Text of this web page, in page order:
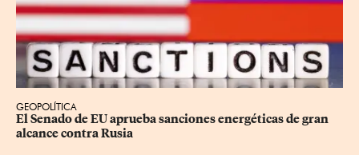
GEOPOLÍTICA
El Senado de EU aprueba sanciones energéticas de gran
alcance contra Rusia